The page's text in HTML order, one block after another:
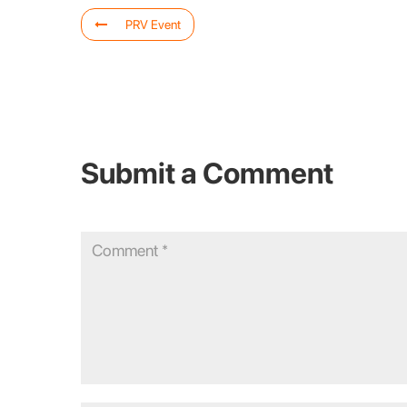
PRV Event
Submit a Comment